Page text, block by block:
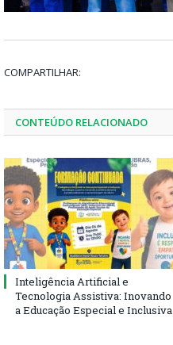
COMPARTILHAR:
CONTEÚDO RELACIONADO
Inteligência Artificial e
Tecnologia Assistiva: Inovando
a Educação Especial e Inclusiva